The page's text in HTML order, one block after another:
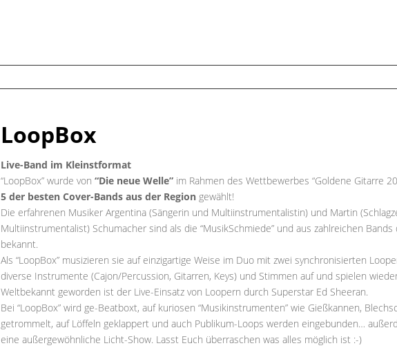
LoopBox
Live-Band im Kleinstformat
“LoopBox” wurde von “Die neue Welle”im Rahmen des Wettbewerbes “Goldene Gitarre
5 der besten Cover-Bands aus der Regiongewählt!
Die erfahrenen Musiker Argentina (Sängerin und Multiinstrumentalistin) und Martin
Multiinstrumentalist) Schumacher sind als die “MusikSchmiede” und aus zahlreichen Bands
bekannt.
Als “LoopBox” musizieren sie auf einzigartige Weise im Duo mit zwei synchronisierten
diverse Instrumente (Cajon/Percussion, Gitarren, Keys) und Stimmen auf und spielen
Weltbekannt geworden ist der Live-Einsatz von Loopern durch Superstar Ed Sheeran.
Bei “LoopBox” wird ge-Beatboxt, auf kuriosen “Musikinstrumenten” wie Gießkannen,
getrommelt, auf Löffeln geklappert und auch Publikum-Loops werden eingebunden…
eine außergewöhnliche Licht-Show. Lasst Euch überraschen was alles möglich ist :-)